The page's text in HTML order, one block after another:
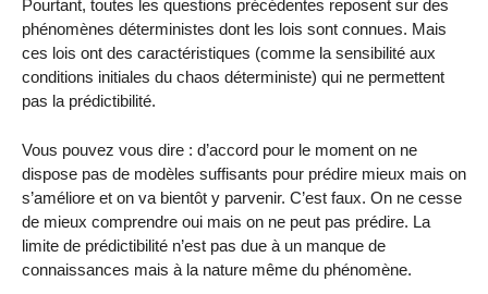
Pourtant, toutes les questions précédentes reposent sur des
phénomènes déterministes dont les lois sont connues. Mais
ces lois ont des caractéristiques (comme la sensibilité aux
conditions initiales du chaos déterministe) qui ne permettent
pas la prédictibilité.
Vous pouvez vous dire : d’accord pour le moment on ne
dispose pas de modèles suffisants pour prédire mieux mais on
s’améliore et on va bientôt y parvenir. C’est faux. On ne cesse
de mieux comprendre oui mais on ne peut pas prédire. La
limite de prédictibilité n’est pas due à un manque de
connaissances mais à la nature même du phénomène.